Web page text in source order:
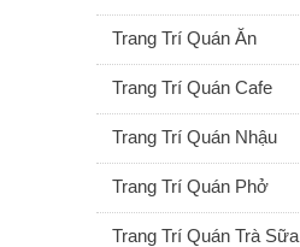
Trang Trí Quán Ăn
Trang Trí Quán Cafe
Trang Trí Quán Nhậu
Trang Trí Quán Phở
Trang Trí Quán Trà Sữa